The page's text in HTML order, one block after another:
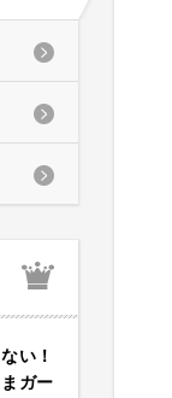
い！
ガー